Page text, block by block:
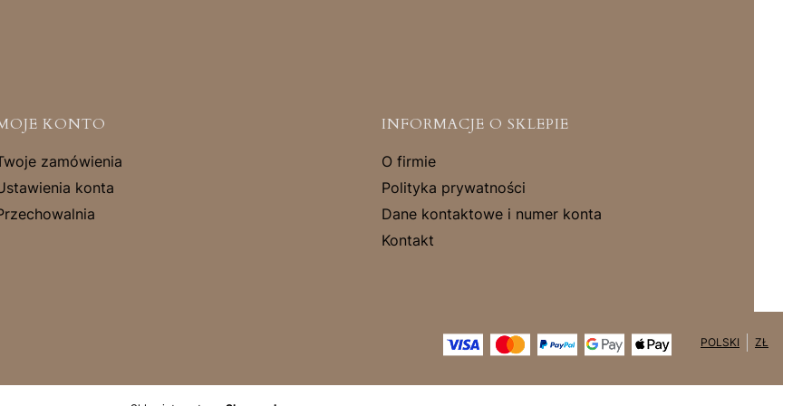
KONTO
zamówienia
konta
INFORMACJE O SKLEPIE
O firmie
Polityka prywatności
Dane kontaktowe i numer konta
Kontakt
POLSKI ZŁ